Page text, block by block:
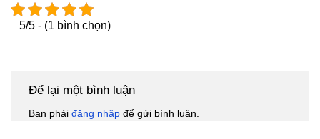
5/5 - (1 bình chọn)
Để lại một bình luận
Bạn phải đăng nhập để gửi bình luận.